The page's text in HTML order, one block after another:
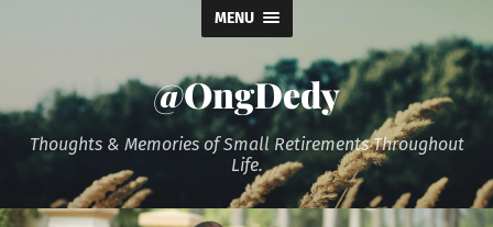
MENU
@OngDedy
Thoughts & Memories of Small Retirements Throughout
Life.